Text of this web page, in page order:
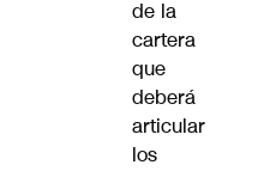
de la
cartera
que
deberá
articular
los